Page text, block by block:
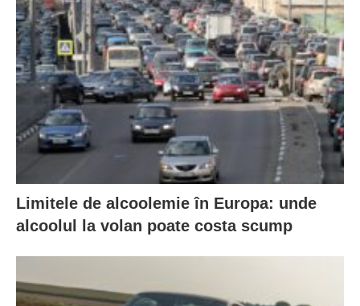
Limitele de alcoolemie în Europa: unde
alcoolul la volan poate costa scump